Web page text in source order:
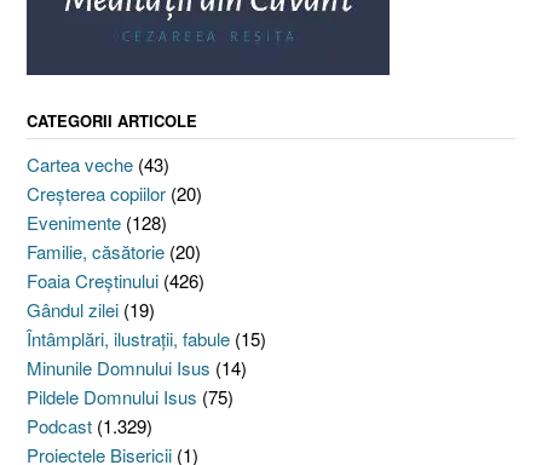
CATEGORII ARTICOLE
Cartea veche (43)
Creşterea copiilor (20)
Evenimente (128)
Familie, căsătorie (20)
Foaia Creştinului (426)
Gândul zilei (19)
Întâmplări, ilustraţii, fabule (15)
Minunile Domnului Isus (14)
Pildele Domnului Isus (75)
Podcast (1.329)
Proiectele Bisericii (1)